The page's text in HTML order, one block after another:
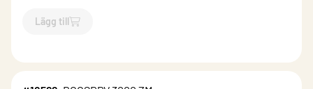
Lägg till
`$Lägg till